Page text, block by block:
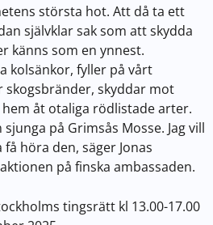
största hot. Att då ta ett
självklar sak som att skydda
känns som en ynnest.
kolsänkor, fyller på vårt
skyddar mot
åt otaliga rödlistade arter.
på Grimsås Mosse. Jag vill
höra den, säger Jonas
på finska ambassaden.
tingsrätt kl 13.00-17.00